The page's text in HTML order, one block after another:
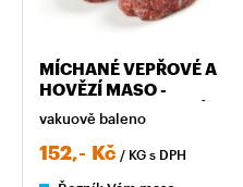
MÍCHANÉ VEPŘOVÉ A
HOVĚZÍ MASO -
NAHRUBO NAMLETÉ A
OSOLENÉ
vakuově baleno
152,- Kč / KG s DPH